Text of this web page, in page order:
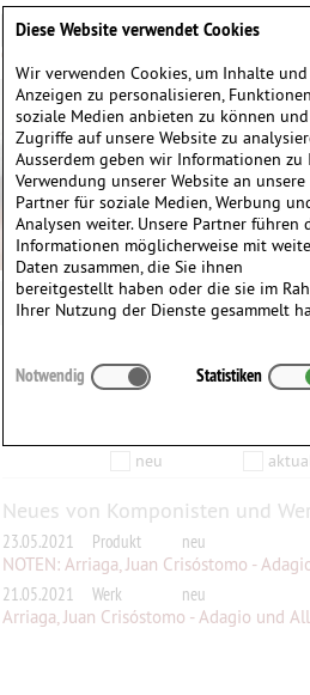
aktualisiert wurden…
Anzeigen
neu
Neues von Komponisten und
23.05.2021 Produkt
neu
NOTEN: Arriaga, Juan Crisóstomo -
21.05.2021
Werk
neu
Arriaga, Juan Crisóstomo - Adagio und
Diese Website verwendet Cookies
Wir verwenden Cookies, um Inhalte und
Anzeigen zu personalisieren,
soziale Medien anbieten zu können
Zugriffe auf unsere Website zu
Ausserdem geben wir Informationen zu
Verwendung unserer Website an unsere
Partner für soziale Medien, Werbung
Analysen weiter. Unsere Partner führen
Informationen möglicherweise mit
Daten zusammen, die Sie ihnen
bereitgestellt haben oder die sie im
Ihrer Nutzung der Dienste gesammelt
Notwendig Statistiken